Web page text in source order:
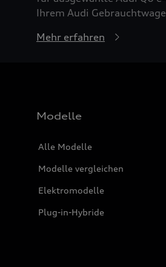
Ihrem Audi
Mehr erfahren
Modelle
Alle Modelle
Modelle vergleichen
Elektromodelle
Plug-in-Hybride